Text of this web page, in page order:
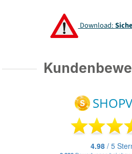
Download: